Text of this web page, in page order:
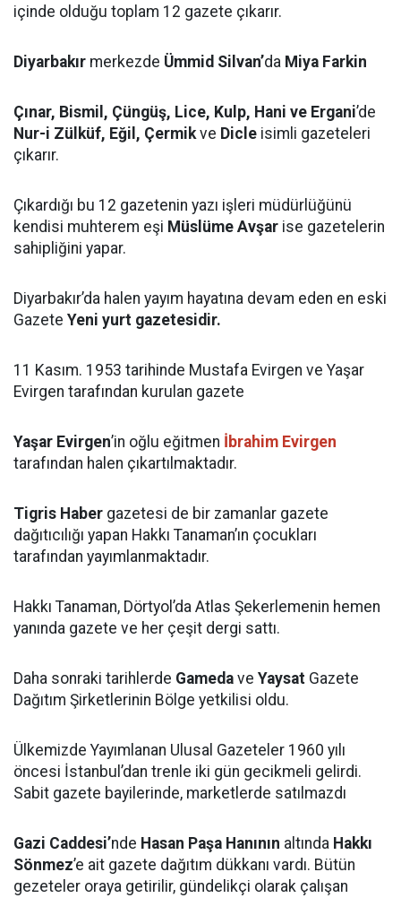
içinde olduğu toplam 12 gazete çıkarır.
Diyarbakır merkezde Ümmid Silvan’da Miya Farkin
Çınar, Bismil, Çüngüş, Lice, Kulp, Hani ve Ergani’de
Nur-i Zülküf, Eğil, Çermikve Dicle isimli gazeteleri
çıkarır.
Çıkardığı bu 12 gazetenin yazı işleri müdürlüğünü
kendisi muhterem eşi Müslüme Avşar ise gazetelerin
sahipliğini yapar.
Diyarbakır’da halen yayım hayatına devam eden en eski
Gazete Yeni yurt gazetesidir.
11 Kasım. 1953 tarihinde Mustafa Evirgen ve Yaşar
Evirgen tarafından kurulan gazete
Yaşar Evirgen’in oğlu eğitmen İbrahim Evirgen
tarafından halen çıkartılmaktadır.
Tigris Haber gazetesi de bir zamanlar gazete
dağıtıcılığı yapan Hakkı Tanaman’ın çocukları
tarafından yayımlanmaktadır.
Hakkı Tanaman, Dörtyol’da Atlas Şekerlemenin hemen
yanında gazete ve her çeşit dergi sattı.
Daha sonraki tarihlerde Gameda ve Yaysat Gazete
Dağıtım Şirketlerinin Bölge yetkilisi oldu.
Ülkemizde Yayımlanan Ulusal Gazeteler 1960 yılı
öncesi İstanbul’dan trenle iki gün gecikmeli gelirdi.
Sabit gazete bayilerinde, marketlerde satılmazdı
Gazi Caddesi’nde Hasan Paşa Hanının altında Hakkı
Sönmez’e ait gazete dağıtım dükkanı vardı. Bütün
gezeteler oraya getirilir, gündelikçi olarak çalışan